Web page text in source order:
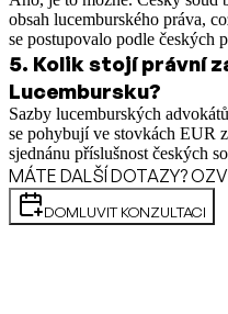
obsah lucemburského práva,
se postupovalo podle českých
5. Kolik stojí právní
Lucembursku?
Sazby lucemburských
se pohybují ve stovkách EUR
sjednánu příslušnost českých
MÁTE DALŠÍ DOTAZY?
DOMLUVIT KONZULTACI